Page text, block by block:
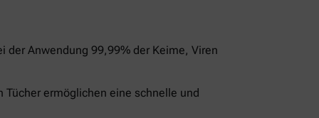
der Anwendung 99,99% der Keime, Viren
ermöglichen eine schnelle und